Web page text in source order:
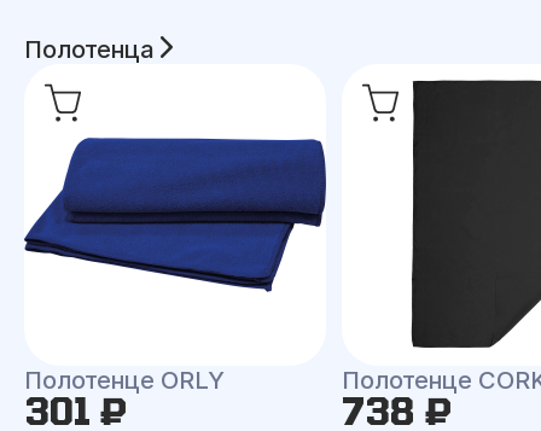
Полотенца
Полотенце ORLY
301 ₽
Полотенце
738 ₽